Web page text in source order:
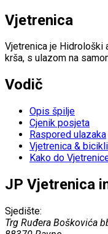
Vjetrenica
Vjetrenica je Hidrološki
krša, s ulazom na
Vodič
Opis špilje
Cjenik posjeta
Raspored ulazaka
Vjetrenica &
Kako do
JP Vjetrenica
Sjedište:
Trg Ruđera Boškovića